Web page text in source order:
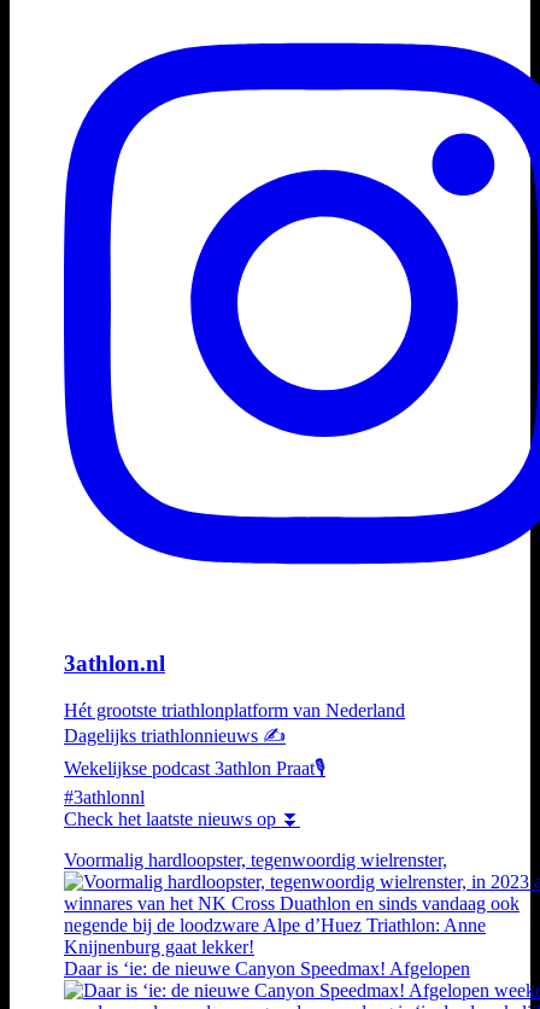
3athlon.nl
Hét grootste triathlonplatform van Nederland
Dagelijks triathlonnieuws ✍️
Wekelijkse podcast 3athlon Praat🎙️
#3athlonnl
Check het laatste nieuws op ⏬
Voormalig hardloopster, tegenwoordig wielrenster,
Daar is ‘ie: de nieuwe Canyon Speedmax! Afgelopen